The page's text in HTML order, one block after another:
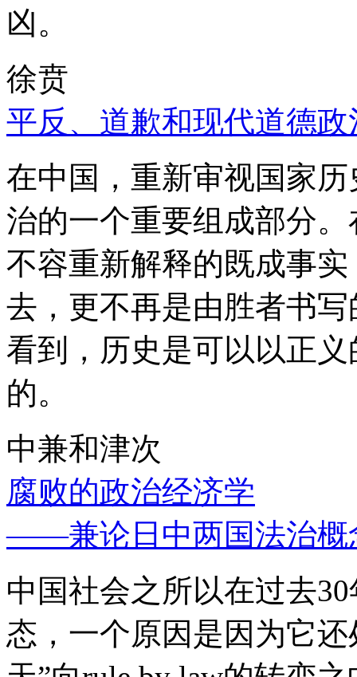
凶。
徐贲
平反、道歉和现代道德政
在中国，重新审视国家
治的一个重要组成部分
不容重新解释的既成事
去，更不再是由胜者书
看到，历史是可以以正
的。
中兼和津次
腐败的政治经济学
——兼论日中两国法治概
中国社会之所以在过去
态，一个原因是因为它